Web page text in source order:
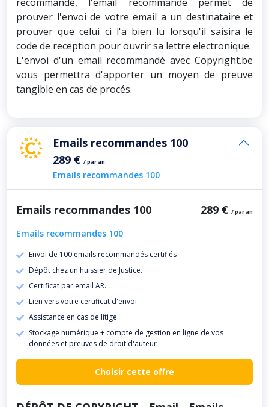
recommandé, l'email recommandé permet de
prouver l'envoi de votre email a un destinataire et
prouver que celui ci l'a bien lu lorsqu'il saisira le
code de reception pour ouvrir sa lettre electronique.
L'envoi d'un email recommandé avec Copyright.be
vous permettra d'apporter un moyen de preuve
tangible en cas de procés.
Emails recommandes 100
289 € / par an
Emails recommandes 100
Emails recommandes 100 289 € / par an
Emails recommandes 100
Envoi de 100 emails recommandés certifiés
Dépôt chez un huissier de Justice.
Certificat par email AR.
Lien vers votre certificat d'envoi.
Assistance en cas de litige.
Stockage numérique + compte de gestion en ligne de vos
données et preuves de droit d'auteur
Choisir cette offre